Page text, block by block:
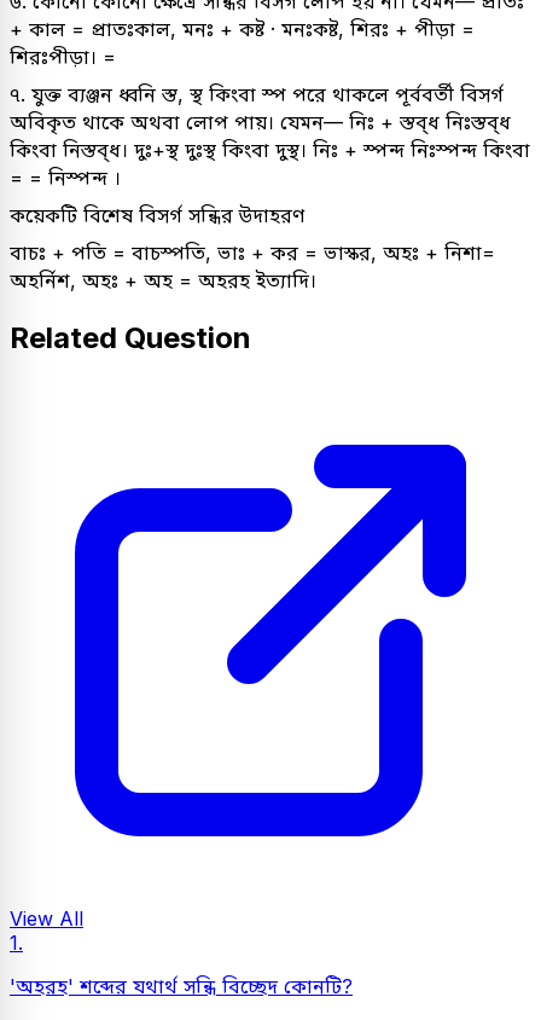
+ কাল = প্রাতঃকাল, মনঃ + কষ্ট · মনঃকষ্ট, শিরঃ + পীড়া =
শিরঃপীড়া। =
৭. যুক্ত ব্যঞ্জন ধ্বনি স্ত, স্থ কিংবা স্প পরে থাকলে পূর্ববর্তী বিসর্গ
অবিকৃত থাকে অথবা লোপ পায়। যেমন— নিঃ + স্তব্ধ নিঃস্তব্ধ
কিংবা নিস্তব্ধ। দুঃ+স্থ দুঃস্থ কিংবা দুস্থ। নিঃ + স্পন্দ নিঃস্পন্দ কিংবা
= = নিস্পন্দ ।
কয়েকটি বিশেষ বিসর্গ সন্ধির উদাহরণ
বাচঃ + পতি = বাচস্পতি, ভাঃ + কর = ভাস্কর, অহঃ + নিশা=
অহর্নিশ, অহঃ + অহ = অহরহ ইত্যাদি।
Related Question
View All
1.
'অহরহ' শব্দের যথার্থ সন্ধি বিচ্ছেদ কোনটি?